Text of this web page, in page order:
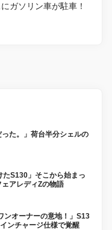
ガソリン車が駐車！
った。」荷台半分シェルの
たS130」そこから始まっ
アレディZの物語
ンオーナーの意地！」S13
ンチャージ仕様で覚醒